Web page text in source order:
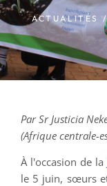
ACTUALITÉS
Par Sr Justicia
(Afrique centrale-
À l'occasion de la
le 5 juin, sœurs